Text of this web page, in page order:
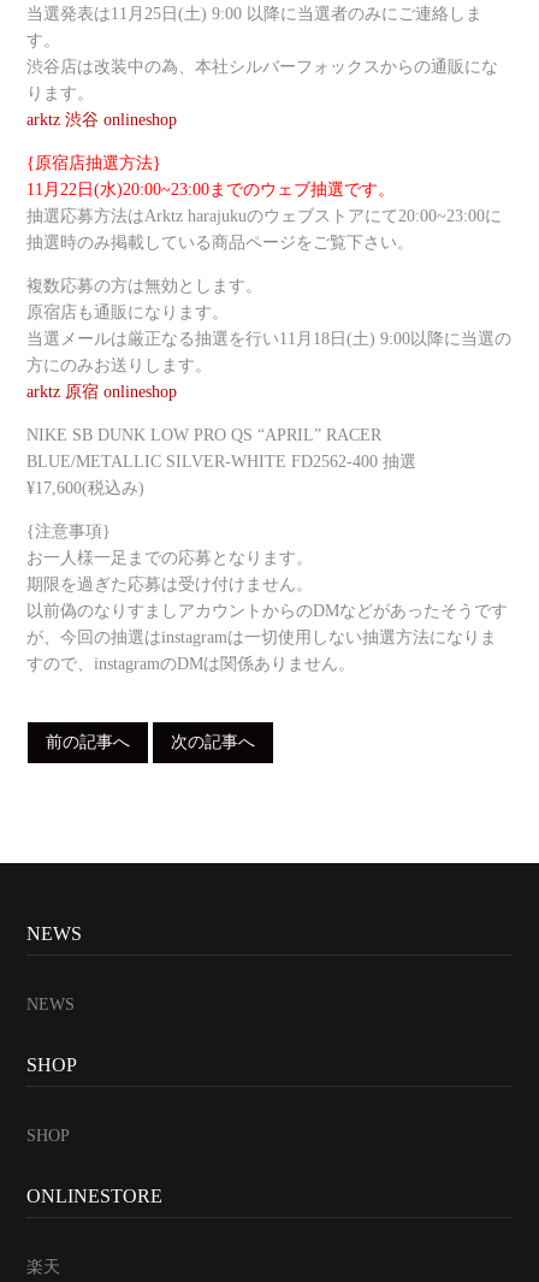
当選発表は11月25日(土) 9:00 以降に当選者のみにご連絡しま
す。
渋谷店は改装中の為、本社シルバーフォックスからの通販にな
ります。
arktz 渋谷 onlineshop
{原宿店抽選方法}
11月22日(水)20:00~23:00までのウェブ抽選です。
抽選応募方法はArktz harajukuのウェブストアにて20:00~23:00に
抽選時のみ掲載している商品ページをご覧下さい。
複数応募の方は無効とします。
原宿店も通販になります。
当選メールは厳正なる抽選を行い11月18日(土) 9:00以降に当選の
方にのみお送りします。
arktz 原宿 onlineshop
NIKE SB DUNK LOW PRO QS “APRIL” RACER
BLUE/METALLIC SILVER-WHITE FD2562-400 抽選
¥17,600(税込み)
{注意事項}
お一人様一足までの応募となります。
期限を過ぎた応募は受け付けません。
以前偽のなりすましアカウントからのDMなどがあったそうです
が、今回の抽選はinstagramは一切使用しない抽選方法になりま
すので、instagramのDMは関係ありません。
前の記事へ 次の記事へ
NEWS
NEWS
SHOP
SHOP
ONLINESTORE
楽天